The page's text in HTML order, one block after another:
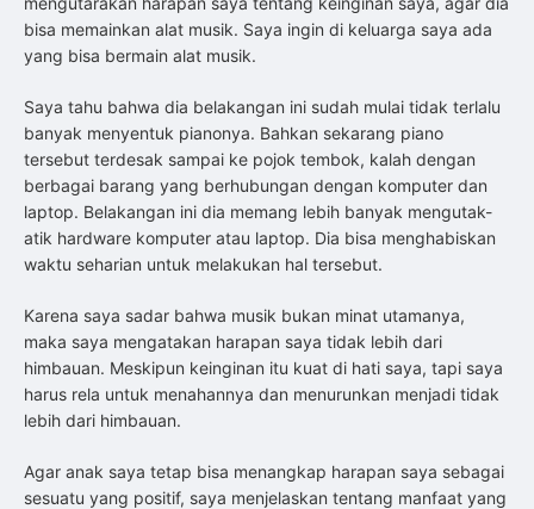
bisa memainkan alat musik. Saya ingin di keluarga saya ada
yang bisa bermain alat musik.
Saya tahu bahwa dia belakangan ini sudah mulai tidak terlalu
banyak menyentuk pianonya. Bahkan sekarang piano
tersebut terdesak sampai ke pojok tembok, kalah dengan
berbagai barang yang berhubungan dengan komputer dan
laptop. Belakangan ini dia memang lebih banyak mengutak-
atik hardware komputer atau laptop. Dia bisa menghabiskan
waktu seharian untuk melakukan hal tersebut.
Karena saya sadar bahwa musik bukan minat utamanya,
maka saya mengatakan harapan saya tidak lebih dari
himbauan. Meskipun keinginan itu kuat di hati saya, tapi saya
harus rela untuk menahannya dan menurunkan menjadi tidak
lebih dari himbauan.
Agar anak saya tetap bisa menangkap harapan saya sebagai
sesuatu yang positif, saya menjelaskan tentang manfaat yang